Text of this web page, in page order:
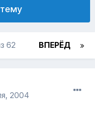
ВПЕРЁД
62
2004